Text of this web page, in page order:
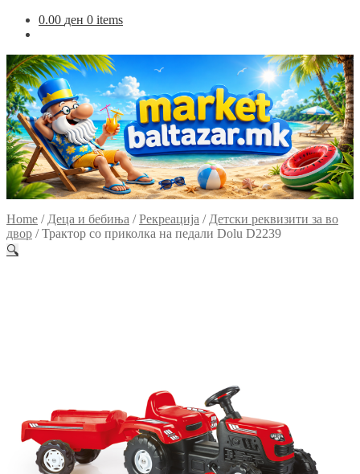
0.00 ден 0 items
Home / Деца и бебиња /Рекреација / Детски реквизити за во
двор /Трактор со приколка на педали Dolu D2239
🔍